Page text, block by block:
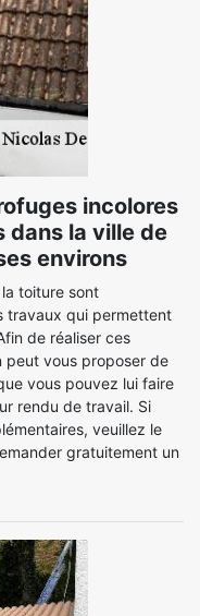
incolores
dans la ville de
environs
toiture sont
travaux qui permettent
de réaliser ces
peut vous proposer de
vous pouvez lui faire
rendu de travail. Si
veuillez le
gratuitement un